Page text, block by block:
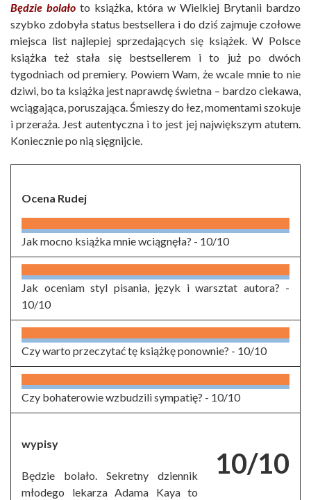
Będzie bolało to książka, która w Wielkiej Brytanii bardzo
szybko zdobyła status bestsellera i do dziś zajmuje czołowe
miejsca list najlepiej sprzedających się książek. W Polsce
książka też stała się bestsellerem i to już po dwóch
tygodniach od premiery. Powiem Wam, że wcale mnie to nie
dziwi, bo ta książka jest naprawdę świetna – bardzo ciekawa,
wciągająca, poruszająca. Śmieszy do łez, momentami szokuje
i przeraża. Jest autentyczna i to jest jej największym atutem.
Koniecznie po nią sięgnijcie.
Ocena Rudej
Jak mocno książka mnie wciągnęła? - 10/10
Jak oceniam styl pisania, język i warsztat autora? -
10/10
Czy warto przeczytać tę książkę ponownie? - 10/10
Czy bohaterowie wzbudzili sympatię? - 10/10
10/10
wypisy
Będzie bolało. Sekretny dziennik
młodego lekarza Adama Kaya to